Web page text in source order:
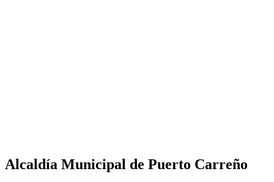
Alcaldía Municipal de Puerto Carreño